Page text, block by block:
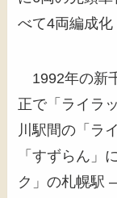
べて4両編成化
1992年の新
正で「ライラ
川駅間の「ラ
「すずらん」
ク」の札幌駅